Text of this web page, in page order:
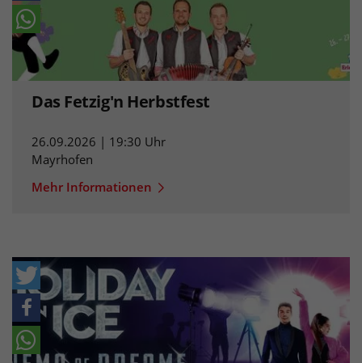
Das Fetzig'n Herbstfest
26.09.2026 | 19:30 Uhr
Mayrhofen
Mehr Informationen